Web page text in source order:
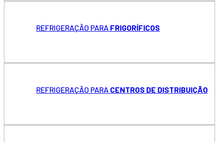
REFRIGERAÇÃO PARA FRIGORÍFICOS
REFRIGERAÇÃO PARA CENTROS DE DISTRIBUIÇÃO